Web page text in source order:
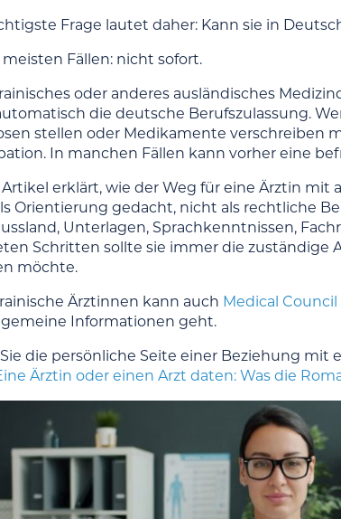
Frage lautet daher: Kann sie in
Fällen: nicht sofort.
oder anderes ausländisches
die deutsche Berufszulassung.
stellen oder Medikamente verschreiben
In manchen Fällen kann vorher eine
Artikel erklärt, wie der Weg für eine Ärztin
Orientierung gedacht, nicht als rechtliche
Unterlagen, Sprachkenntnissen,
Schritten sollte sie immer die zuständige
möchte.
Ärztinnen kann auch Medical
Informationen geht.
die persönliche Seite einer Beziehung mit
Ärztin oder einen Arzt daten: Was die